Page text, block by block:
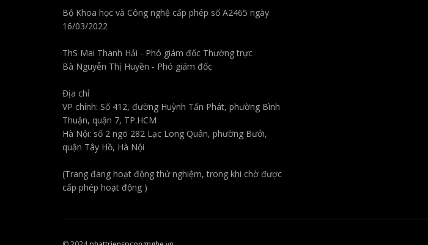
Bộ Khoa học và Công nghệ cấp phép số A2465 ngày
16/03/2022
ThS Mai Thanh Hải - Phó giám đốc Thường trực
Bà Nguyễn Thị Huyền - Phó giám đốc
Địa chỉ
VP chính: Số 412, đường Huỳnh Tấn Phát, phường Bình
Thuận, quận 7, TP.HCM
Hà Nội: số 2 ngõ 282 Lạc Long Quân, phường Bưởi,
quận Tây Hồ, Hà Nội
(Trang đang hoạt động thử nghiệm, trong khi chờ được
cấp phép hoạt động )